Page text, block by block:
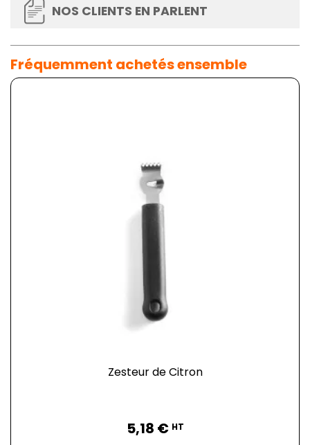
NOS CLIENTS EN PARLENT
Fréquemment achetés ensemble
Zesteur de Citron
5,18 € HT